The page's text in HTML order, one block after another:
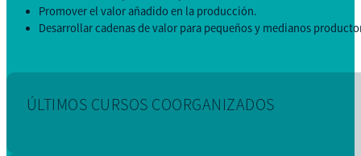
Promover el valor añadido en la producción.
Desarrollar cadenas de valor para pequeños y medianos
ÚLTIMOS CURSOS COORGANIZADOS